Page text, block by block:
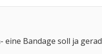
Bandage soll ja